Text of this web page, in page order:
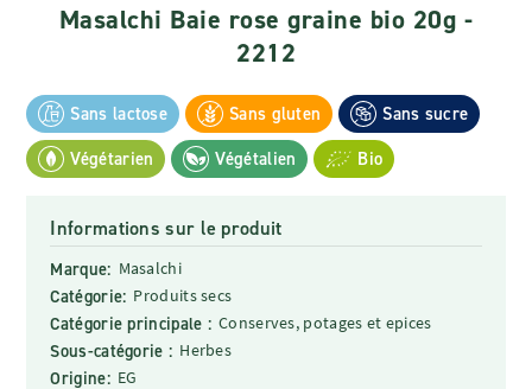
Masalchi Baie rose graine bio 20g -
2212
Sans lactose Sans gluten
Sans sucre
Végétarien
Végétalien Bio
Informations sur le produit
Marque: Masalchi
Catégorie: Produits secs
Catégorie principale : Conserves, potages et epices
Sous-catégorie : Herbes
Origine: EG